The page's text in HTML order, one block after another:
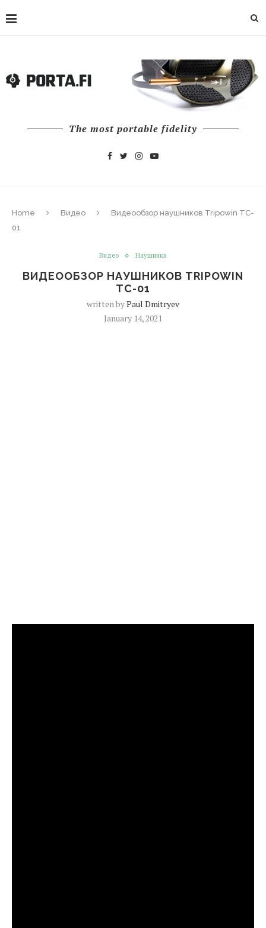
The most portable fidelity
Home Видео
Видеообзор наушников Tripowin TC-
01
Видео Наушники
ВИДЕООБЗОР НАУШНИКОВ TRIPOWIN
TC-01
written byPaul Dmitryev
January 14, 2021